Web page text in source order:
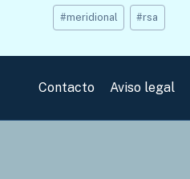
Etiquetas
de
#meridional #rsa
Contacto Aviso legal